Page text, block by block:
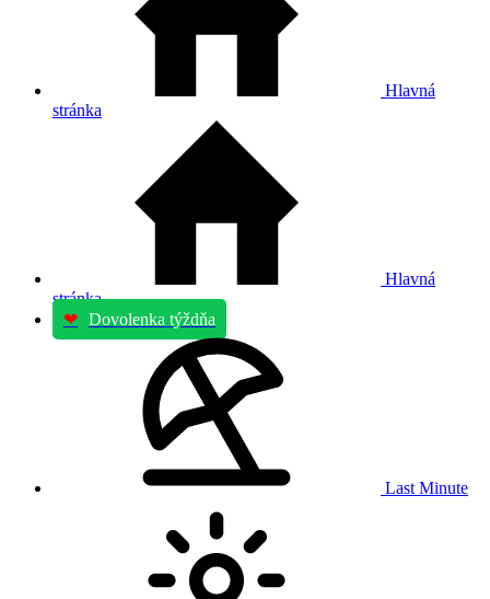
Hlavná
stránka
Hlavná
stránka
❤ Dovolenka týždňa
Last Minute